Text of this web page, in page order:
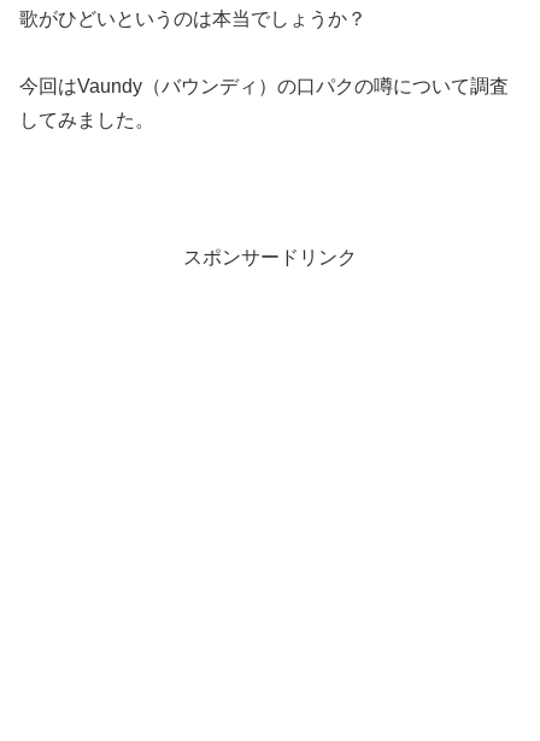
歌がひどいというのは本当でしょうか？
今回はVaundy（バウンディ）の口パクの噂について調査
してみました。
スポンサードリンク